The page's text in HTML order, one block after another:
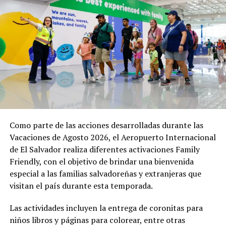
Nacional de Protección Civil se han desplegado en
distintos puntos estratégicos para acompañar el
desarrollo de esta y otras actividades. Equipos de
primera respuesta, personal de salud y cuerpos de
socorro permanecen atentos para brindar atención
inmediata en caso de cualquier eventualidad.
El Gobierno reafirma su compromiso de garantizar que
estas expresiones de fe se desarrollen en un ambiente
seguro, permitiendo que la población viva plenamente
sus tradiciones en el corazón de la capital.
Comparte esto:
Facebook X
Como parte de las acciones desarrolladas durante las
Vacaciones de Agosto 2026, el Aeropuerto Internacional
de El Salvador realiza diferentes activaciones Family
Friendly, con el objetivo de brindar una bienvenida
especial a las familias salvadoreñas y extranjeras que
visitan el país durante esta temporada.
Las actividades incluyen la entrega de coronitas para
niños libros y páginas para colorear, entre otras